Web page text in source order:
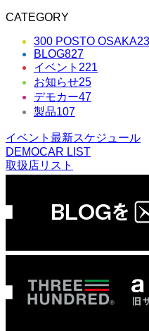
CATEGORY
300 POSTO OSAKA
BLOG827
イベント 221
お知らせ25
デモカー47
製品107
イベント最新スケジュール
DEMOCAR LIST
取扱店リスト